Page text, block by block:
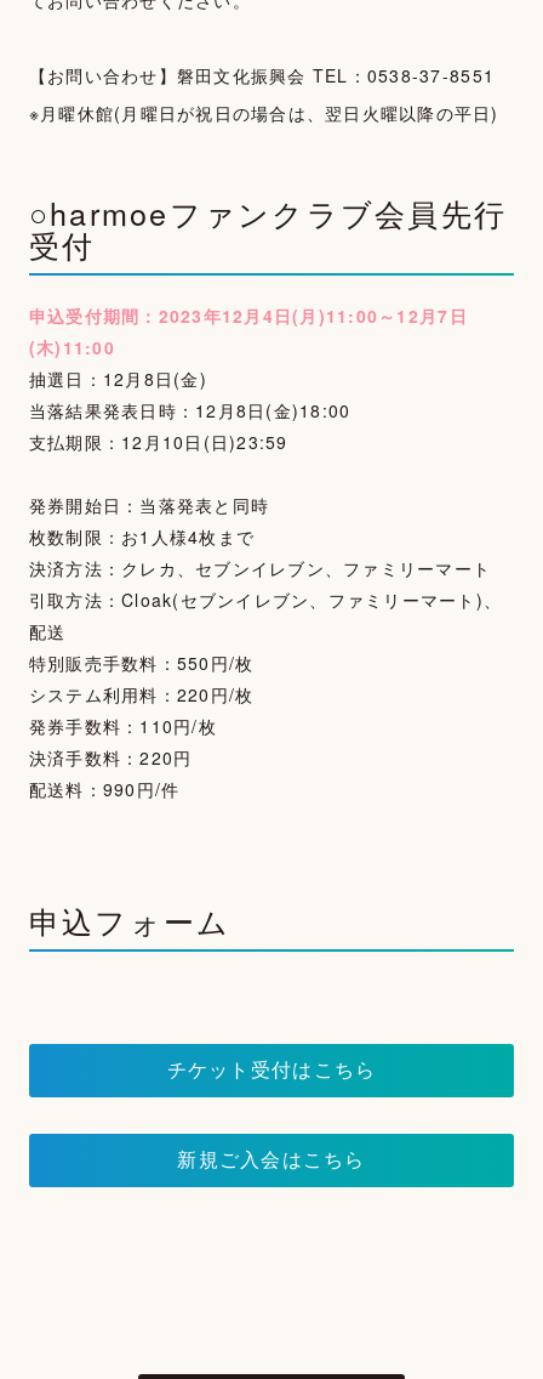
【お問い合わせ】磐田文化振興会 TEL：0538-37-8551
※月曜休館(月曜日が祝日の場合は、翌日火曜以降の平日)
○harmoeファンクラブ会員先行
受付
申込受付期間：2023年12月4日(月)11:00～12月7日
(木)11:00
抽選日：12月8日(金)
当落結果発表日時：12月8日(金)18:00
支払期限：12月10日(日)23:59
発券開始日：当落発表と同時
枚数制限：お1人様4枚まで
決済方法：クレカ、セブンイレブン、ファミリーマート
引取方法：Cloak(セブンイレブン、ファミリーマート)、
配送
特別販売手数料：550円/枚
システム利用料：220円/枚
発券手数料：110円/枚
決済手数料：220円
配送料：990円/件
申込フォーム
チケット受付はこちら
新規ご入会はこちら